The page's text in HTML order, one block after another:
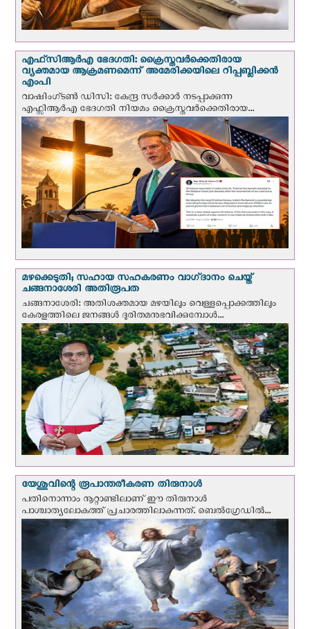
എഫ്‌സി‌ആര്‍‌എ ഭേദഗതി: ക്രൈസ്തവർക്കെതിരായ
വ്യക്തമായ ആക്രമണമെന്ന് അമേരിക്കയിലെ റിപ്പബ്ലിക്കൻ
എംപി
വാഷിംഗ്ടണ്‍ ഡി‌സി: കേന്ദ്ര സർക്കാർ നടപ്പാക്കുന്ന
എഫ്സിആർഎ ഭേദഗതി നിയമം ക്രൈസ്തവർക്കെതിരായ...
മഴക്കെടുതി; സഹായ സഹകരണം വാഗ്‌ദാനം ചെയ്ത്
ചങ്ങനാശേരി അതിരൂപത
ചങ്ങനാശേരി: അതിശക്തമായ മഴയിലും വെള്ളപ്പൊക്കത്തിലും
കേരളത്തിലെ ജനങ്ങൾ ദുരിതമനുഭവിക്കുമ്പോൾ...
യേശുവിന്റെ രൂപാന്തരീകരണ തിരുനാള്‍
പതിനൊന്നാം നൂറ്റാണ്ടിലാണ് ഈ തിരുനാള്‍
പാശ്ചാത്യലോകത്ത് പ്രചാരത്തിലാകുന്നത്. ബെല്‍ഗ്രേഡില്‍...